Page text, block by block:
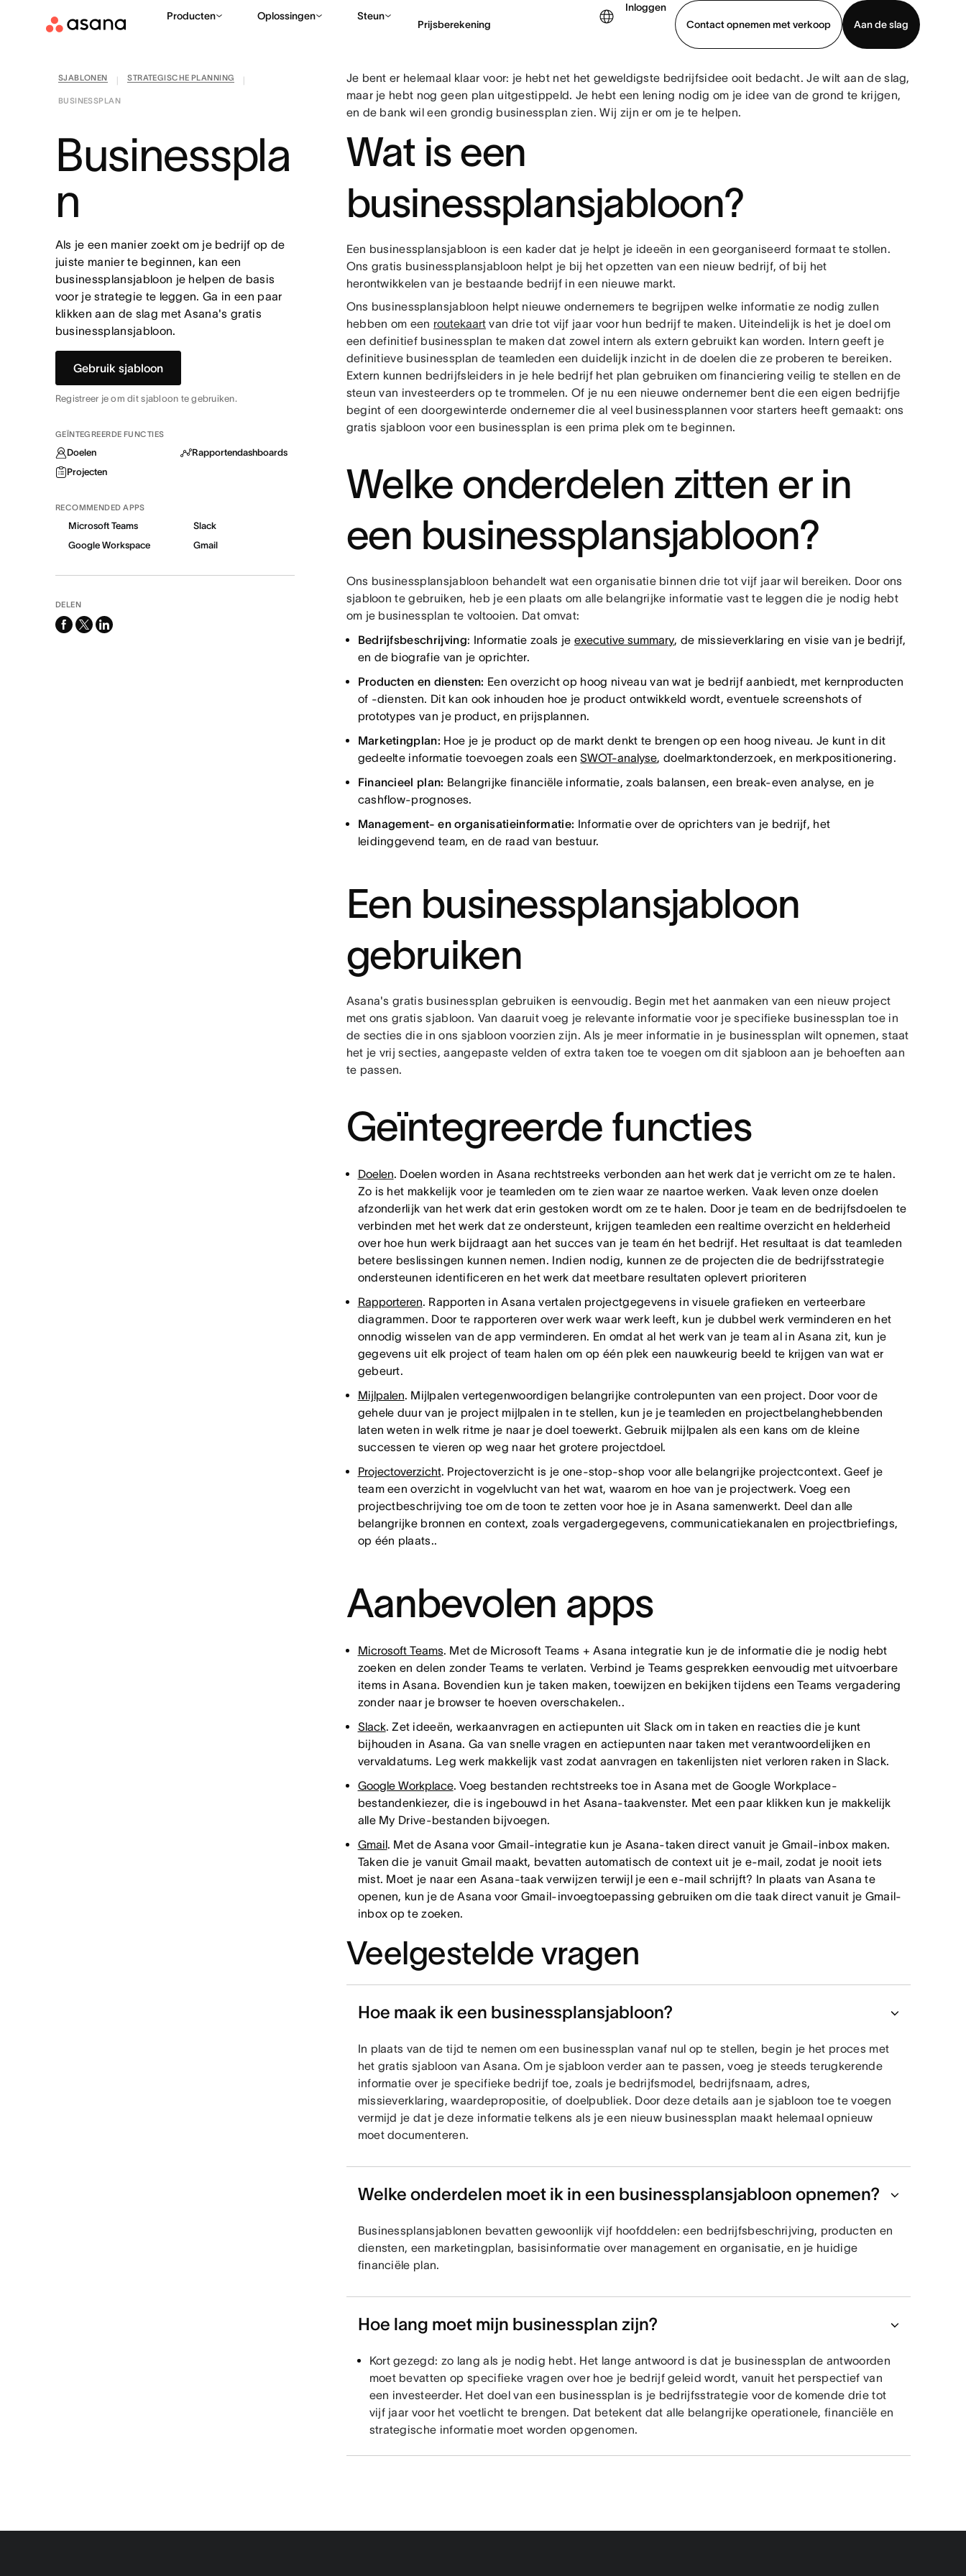
Producten Oplossingen Steun
Prijsberekening
Inloggen
Contact opnemen met verkoop
Aan de slag
Contact opnemen met verkoop Demo bekijken App downloaden
SJABLONEN STRATEGISCHE PLANNING
BUSINESSPLAN
Businesspla
n
Als je een manier zoekt om je bedrijf op de
juiste manier te beginnen, kan een
businessplansjabloon je helpen de basis
voor je strategie te leggen. Ga in een paar
klikken aan de slag met Asana's gratis
businessplansjabloon.
Gebruik sjabloon
Registreer je om dit sjabloon te gebruiken.
GEÏNTEGREERDE FUNCTIES
Doelen
Rapportendashboards
Projecten
RECOMMENDED APPS
Microsoft Teams
Slack
Google Workspace
Gmail
DELEN
facebook
x-
linkedin
Je bent er helemaal klaar voor: je hebt net het geweldigste bedrijfsidee ooit bedacht. Je wilt aan de slag,
maar je hebt nog geen plan uitgestippeld. Je hebt een lening nodig om je idee van de grond te krijgen,
en de bank wil een grondig businessplan zien. Wij zijn er om je te helpen.
Wat is een
businessplansjabloon?
Een businessplansjabloon is een kader dat je helpt je ideeën in een georganiseerd formaat te stollen.
Ons gratis businessplansjabloon helpt je bij het opzetten van een nieuw bedrijf, of bij het
herontwikkelen van je bestaande bedrijf in een nieuwe markt.
Ons businessplansjabloon helpt nieuwe ondernemers te begrijpen welke informatie ze nodig zullen
hebben om een routekaart van drie tot vijf jaar voor hun bedrijf te maken. Uiteindelijk is het je doel om
een definitief businessplan te maken dat zowel intern als extern gebruikt kan worden. Intern geeft je
definitieve businessplan de teamleden een duidelijk inzicht in de doelen die ze proberen te bereiken.
Extern kunnen bedrijfsleiders in je hele bedrijf het plan gebruiken om financiering veilig te stellen en de
steun van investeerders op te trommelen. Of je nu een nieuwe ondernemer bent die een eigen bedrijfje
begint of een doorgewinterde ondernemer die al veel businessplannen voor starters heeft gemaakt: ons
gratis sjabloon voor een businessplan is een prima plek om te beginnen.
Welke onderdelen zitten er in
een businessplansjabloon?
Ons businessplansjabloon behandelt wat een organisatie binnen drie tot vijf jaar wil bereiken. Door ons
sjabloon te gebruiken, heb je een plaats om alle belangrijke informatie vast te leggen die je nodig hebt
om je businessplan te voltooien. Dat omvat:
Bedrijfsbeschrijving: Informatie zoals je executive summary, de missieverklaring en visie van je bedrijf,
en de biografie van je oprichter.
Producten en diensten: Een overzicht op hoog niveau van wat je bedrijf aanbiedt, met kernproducten
of -diensten. Dit kan ook inhouden hoe je product ontwikkeld wordt, eventuele screenshots of
prototypes van je product, en prijsplannen.
Marketingplan: Hoe je je product op de markt denkt te brengen op een hoog niveau. Je kunt in dit
gedeelte informatie toevoegen zoals eenSWOT-analyse, doelmarktonderzoek, en merkpositionering.
Financieel plan: Belangrijke financiële informatie, zoals balansen, een break-even analyse, en je
cashflow-prognoses.
Management- en organisatieinformatie: Informatie over de oprichters van je bedrijf, het
leidinggevend team, en de raad van bestuur.
Een businessplansjabloon
gebruiken
Asana's gratis businessplan gebruiken is eenvoudig. Begin met het aanmaken van een nieuw project
met ons gratis sjabloon. Van daaruit voeg je relevante informatie voor je specifieke businessplan toe in
de secties die in ons sjabloon voorzien zijn. Als je meer informatie in je businessplan wilt opnemen, staat
het je vrij secties, aangepaste velden of extra taken toe te voegen om dit sjabloon aan je behoeften aan
te passen.
Geïntegreerde functies
Doelen. Doelen worden in Asana rechtstreeks verbonden aan het werk dat je verricht om ze te halen.
Zo is het makkelijk voor je teamleden om te zien waar ze naartoe werken. Vaak leven onze doelen
afzonderlijk van het werk dat erin gestoken wordt om ze te halen. Door je team en de bedrijfsdoelen te
verbinden met het werk dat ze ondersteunt, krijgen teamleden een realtime overzicht en helderheid
over hoe hun werk bijdraagt aan het succes van je team én het bedrijf. Het resultaat is dat teamleden
betere beslissingen kunnen nemen. Indien nodig, kunnen ze de projecten die de bedrijfsstrategie
ondersteunen identificeren en het werk dat meetbare resultaten oplevert prioriteren
Rapporteren. Rapporten in Asana vertalen projectgegevens in visuele grafieken en verteerbare
diagrammen. Door te rapporteren over werk waar werk leeft, kun je dubbel werk verminderen en het
onnodig wisselen van de app verminderen. En omdat al het werk van je team al in Asana zit, kun je
gegevens uit elk project of team halen om op één plek een nauwkeurig beeld te krijgen van wat er
gebeurt.
Mijlpalen. Mijlpalen vertegenwoordigen belangrijke controlepunten van een project. Door voor de
gehele duur van je project mijlpalen in te stellen, kun je je teamleden en projectbelanghebbenden
laten weten in welk ritme je naar je doel toewerkt. Gebruik mijlpalen als een kans om de kleine
successen te vieren op weg naar het grotere projectdoel.
Projectoverzicht. Projectoverzicht is je one-stop-shop voor alle belangrijke projectcontext. Geef je
team een overzicht in vogelvlucht van het wat, waarom en hoe van je projectwerk. Voeg een
projectbeschrijving toe om de toon te zetten voor hoe je in Asana samenwerkt. Deel dan alle
belangrijke bronnen en context, zoals vergadergegevens, communicatiekanalen en projectbriefings,
op één plaats..
Aanbevolen apps
Microsoft Teams. Met de Microsoft Teams + Asana integratie kun je de informatie die je nodig hebt
zoeken en delen zonder Teams te verlaten. Verbind je Teams gesprekken eenvoudig met uitvoerbare
items in Asana. Bovendien kun je taken maken, toewijzen en bekijken tijdens een Teams vergadering
zonder naar je browser te hoeven overschakelen..
Slack. Zet ideeën, werkaanvragen en actiepunten uit Slack om in taken en reacties die je kunt
bijhouden in Asana. Ga van snelle vragen en actiepunten naar taken met verantwoordelijken en
vervaldatums. Leg werk makkelijk vast zodat aanvragen en takenlijsten niet verloren raken in Slack.
Google Workplace. Voeg bestanden rechtstreeks toe in Asana met de Google Workplace-
bestandenkiezer, die is ingebouwd in het Asana-taakvenster. Met een paar klikken kun je makkelijk
alle My Drive-bestanden bijvoegen.
Gmail. Met de Asana voor Gmail-integratie kun je Asana-taken direct vanuit je Gmail-inbox maken.
Taken die je vanuit Gmail maakt, bevatten automatisch de context uit je e-mail, zodat je nooit iets
mist. Moet je naar een Asana-taak verwijzen terwijl je een e-mail schrijft? In plaats van Asana te
openen, kun je de Asana voor Gmail-invoegtoepassing gebruiken om die taak direct vanuit je Gmail-
inbox op te zoeken.
Veelgestelde vragen
Hoe maak ik een businessplansjabloon?
In plaats van de tijd te nemen om een businessplan vanaf nul op te stellen, begin je het proces met
het gratis sjabloon van Asana. Om je sjabloon verder aan te passen, voeg je steeds terugkerende
informatie over je specifieke bedrijf toe, zoals je bedrijfsmodel, bedrijfsnaam, adres,
missieverklaring, waardepropositie, of doelpubliek. Door deze details aan je sjabloon toe te voegen
vermijd je dat je deze informatie telkens als je een nieuw businessplan maakt helemaal opnieuw
moet documenteren.
Welke onderdelen moet ik in een businessplansjabloon opnemen?
Businessplansjablonen bevatten gewoonlijk vijf hoofddelen: een bedrijfsbeschrijving, producten en
diensten, een marketingplan, basisinformatie over management en organisatie, en je huidige
financiële plan.
Hoe lang moet mijn businessplan zijn?
Kort gezegd: zo lang als je nodig hebt. Het lange antwoord is dat je businessplan de antwoorden
moet bevatten op specifieke vragen over hoe je bedrijf geleid wordt, vanuit het perspectief van
een investeerder. Het doel van een businessplan is je bedrijfsstrategie voor de komende drie tot
vijf jaar voor het voetlicht te brengen. Dat betekent dat alle belangrijke operationele, financiële en
strategische informatie moet worden opgenomen.